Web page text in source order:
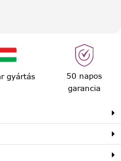
gyártás
50 napos
garancia